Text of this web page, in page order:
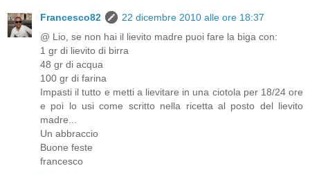
Francesco82
22 dicembre 2010 alle ore 18:37
@ Lio, se non hai il lievito madre puoi fare la biga con:
1 gr di lievito di birra
48 gr di acqua
100 gr di farina
Impasti il tutto e metti a lievitare in una ciotola per 18/24 ore
e poi lo usi come scritto nella ricetta al posto del lievito
madre...
Un abbraccio
Buone feste
francesco